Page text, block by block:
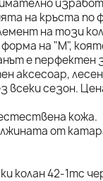
на кръста по
на този
на "M",
е перфектен
аксесоар,
всеки сезон.
кожа.
от
колан 42-1mc